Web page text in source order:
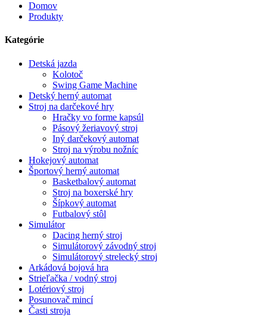
Domov
Produkty
Kategórie
Detská jazda
Kolotoč
Swing Game Machine
Detský herný automat
Stroj na darčekové hry
Hračky vo forme kapsúl
Pásový žeriavový stroj
Iný darčekový automat
Stroj na výrobu nožníc
Hokejový automat
Športový herný automat
Basketbalový automat
Stroj na boxerské hry
Šípkový automat
Futbalový stôl
Simulátor
Dacing herný stroj
Simulátorový závodný stroj
Simulátorový strelecký stroj
Arkádová bojová hra
Strieľačka / vodný stroj
Lotériový stroj
Posunovač mincí
Časti stroja